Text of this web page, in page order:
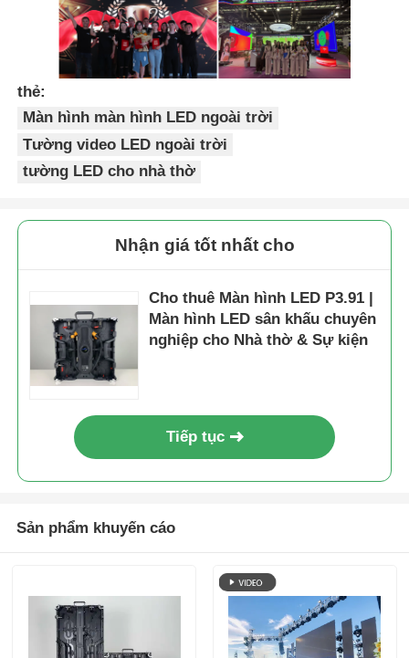
thẻ:
Màn hình màn hình LED ngoài trời
Tường video LED ngoài trời
tường LED cho nhà thờ
Nhận giá tốt nhất cho
Cho thuê Màn hình LED P3.91 |
Màn hình LED sân khấu chuyên
nghiệp cho Nhà thờ & Sự kiện
Tiếp tục
Sản phẩm khuyến cáo